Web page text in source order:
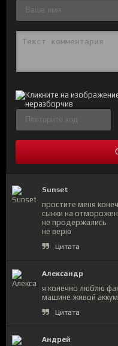
Sunset
простите меня
сынки на
не продержались
не верю
Цитата
Александр
я конечно люблю
машине живой
Цитата
Андрей